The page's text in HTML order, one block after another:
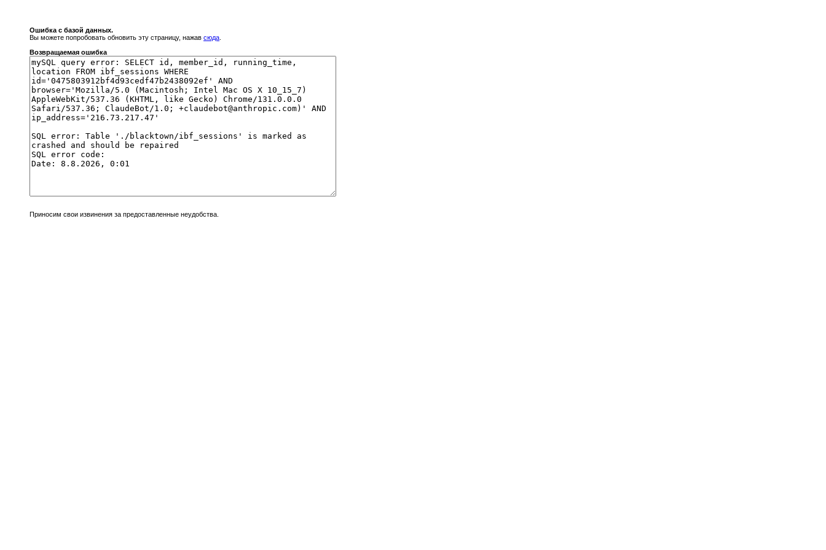
Ошибка с базой данных.
Вы можете попробовать обновить эту страницу, нажав сюда
Возвращаемая ошибка
Приносим свои извинения за предоставленные неудобства.